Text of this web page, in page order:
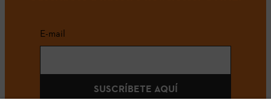
E-mail
SUSCRÍBETE AQUÍ